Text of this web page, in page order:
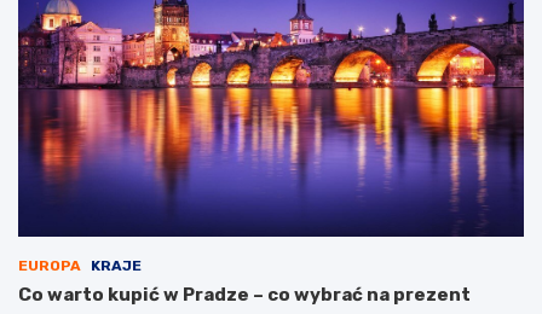
EUROPA KRAJE
Co warto kupić w Pradze – co wybrać na prezent